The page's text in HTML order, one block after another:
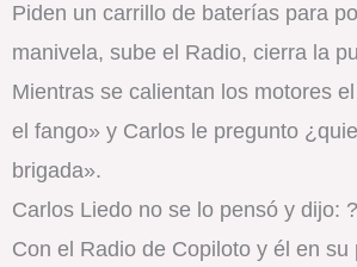
Piden un carrillo de baterías para
manivela, sube el Radio, cierra la
Mientras se calientan los motores
el fango» y Carlos le pregunto
brigada».
Carlos Liedo no se lo pensó y dijo:
Con el Radio de Copiloto y él en